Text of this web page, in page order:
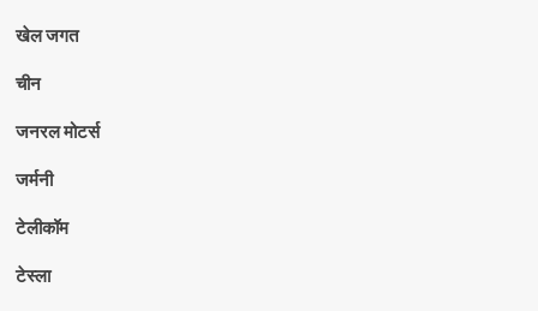
खेल जगत
चीन
जनरल मोटर्स
जर्मनी
टेलीकॉम
टेस्ला